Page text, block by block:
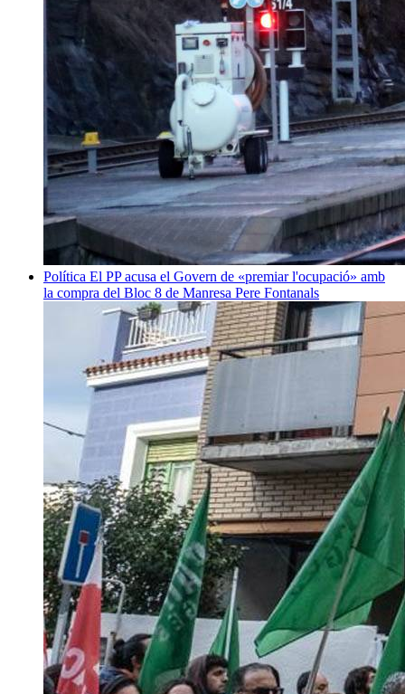
Política El PP acusa el Govern de «premiar l'ocupació» amb
la compra del Bloc 8 de Manresa Pere Fontanals